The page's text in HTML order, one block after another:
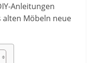
Anleitungen
alten Möbeln neue